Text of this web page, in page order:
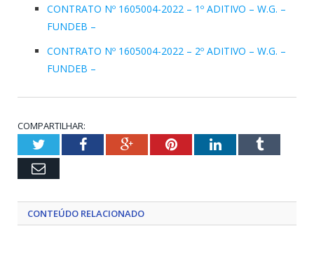
CONTRATO Nº 1605004-2022 – 1º ADITIVO – W.G. –
FUNDEB –
CONTRATO Nº 1605004-2022 – 2º ADITIVO – W.G. –
FUNDEB –
COMPARTILHAR:
TwitterFacebookGoogle+PinterestLinkedInTumblr
Email
CONTEÚDO RELACIONADO